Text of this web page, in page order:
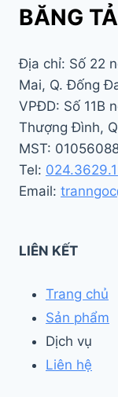
BĂNG
Địa chỉ: Số 22
Mai, Q. Đống
VPĐD: Số 11B
Thượng Đình,
MST:
Tel:
Email:
LIÊN KẾT
Trang chủ
Sản phẩm
Dịch vụ
Liên hệ